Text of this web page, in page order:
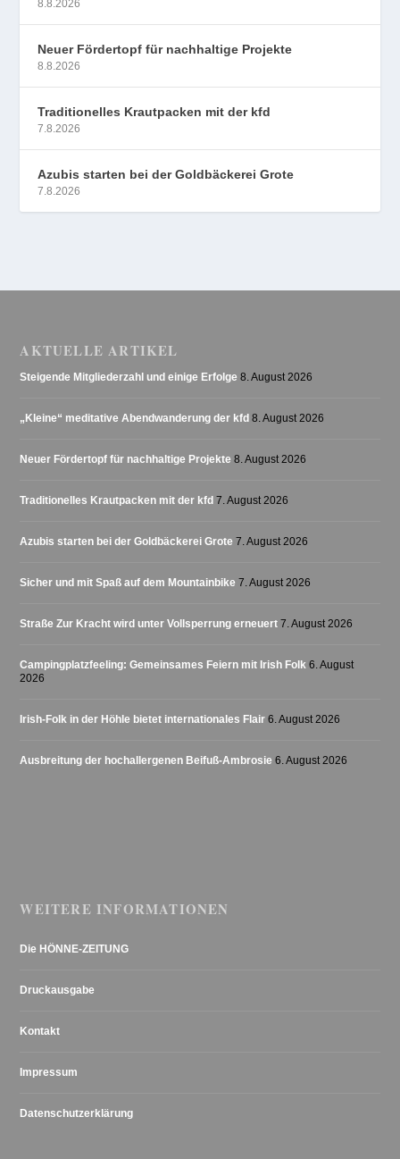
8.8.2026
Neuer Fördertopf für nachhaltige Projekte
8.8.2026
Traditionelles Krautpacken mit der kfd
7.8.2026
Azubis starten bei der Goldbäckerei Grote
7.8.2026
AKTUELLE ARTIKEL
Steigende Mitgliederzahl und einige Erfolge 8. August 2026
„Kleine“ meditative Abendwanderung der kfd 8. August 2026
Neuer Fördertopf für nachhaltige Projekte 8. August 2026
Traditionelles Krautpacken mit der kfd 7. August 2026
Azubis starten bei der Goldbäckerei Grote 7. August 2026
Sicher und mit Spaß auf dem Mountainbike 7. August 2026
Straße Zur Kracht wird unter Vollsperrung erneuert 7. August 2026
Campingplatzfeeling: Gemeinsames Feiern mit Irish Folk 6. August
2026
Irish-Folk in der Höhle bietet internationales Flair 6. August 2026
Ausbreitung der hochallergenen Beifuß-Ambrosie 6. August 2026
WEITERE INFORMATIONEN
Die HÖNNE-ZEITUNG
Druckausgabe
Kontakt
Impressum
Datenschutzerklärung